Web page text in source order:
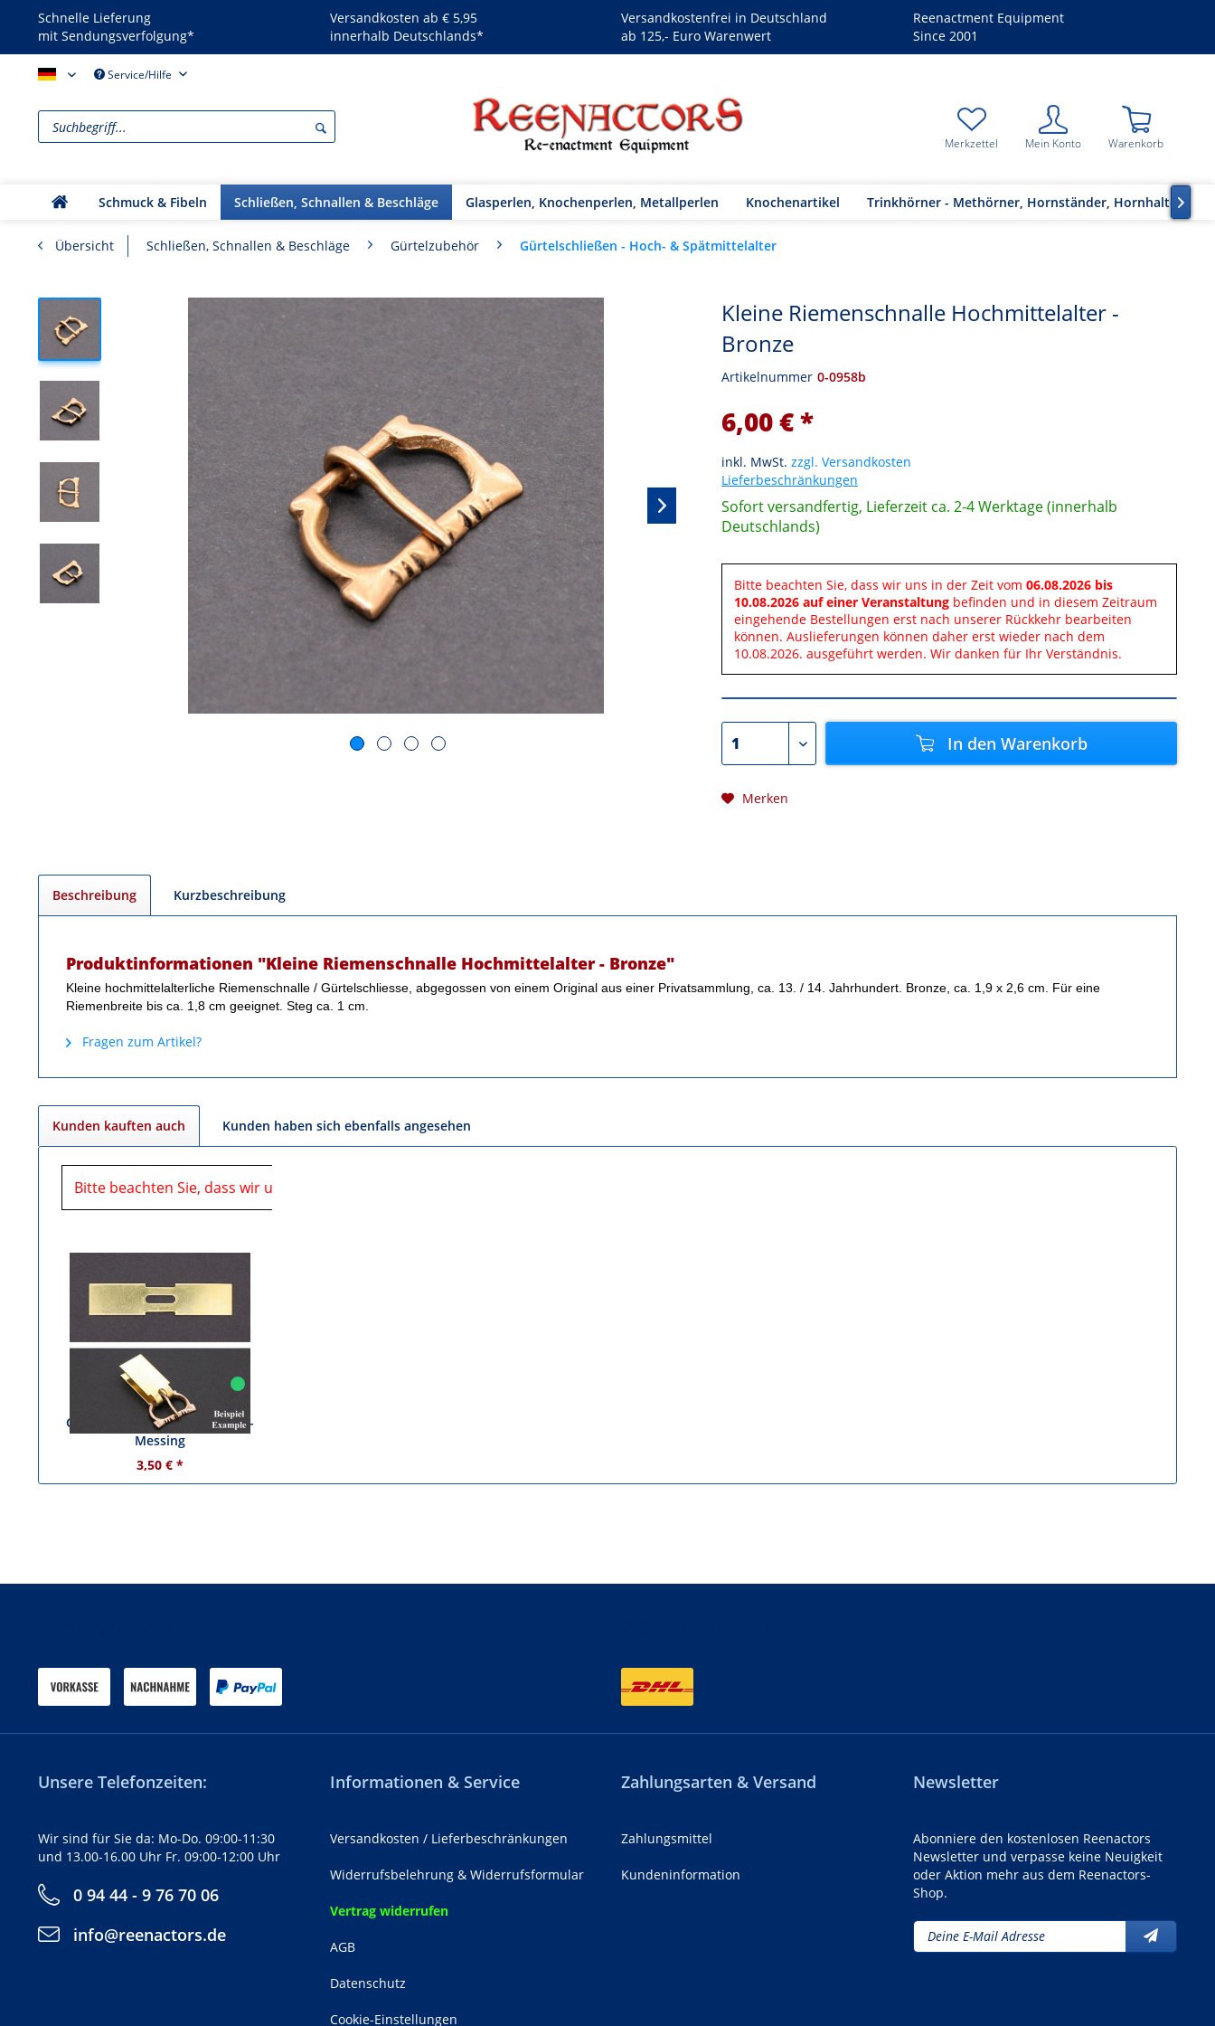
Schnelle Lieferung
mit Sendungsverfolgung*
Versandkosten ab € 5,95
innerhalb Deutschlands*
Versandkostenfrei in Deutschland
ab 125,- Euro Warenwert
Reenactment Equipment
Since 2001
Reenactors - DEService/Hilfe
Merkzettel Mein Konto Warenkorb
Schmuck & Fibeln Schließen, Schnallen & Beschläge Glasperlen, Knochenperlen, Metallperlen Knochenartikel Trinkhörner - Methörner, Hornständer, Hornhalter
Übersicht Schließen, Schnallen & Beschläge Gürtelzubehör Gürtelschließen - Hoch- & Spätmittelalter
Kleine Riemenschnalle Hochmittelalter -
Bronze
Artikelnummer 0-0958b
6,00 € *
inkl. MwSt. zzgl. Versandkosten
Lieferbeschränkungen
Sofort versandfertig, Lieferzeit ca. 2-4 Werktage (innerhalb
Deutschlands)
Bitte beachten Sie, dass wir uns in der Zeit vom 06.08.2026 bis
10.08.2026 auf einer Veranstaltung befinden und in diesem Zeitraum
eingehende Bestellungen erst nach unserer Rückkehr bearbeiten
können. Auslieferungen können daher erst wieder nach dem
10.08.2026. ausgeführt werden. Wir danken für Ihr Verständnis.
In den Warenkorb
Merken
Beschreibung Kurzbeschreibung
Produktinformationen "Kleine Riemenschnalle Hochmittelalter - Bronze"
Kleine hochmittelalterliche Riemenschnalle / Gürtelschliesse, abgegossen von einem Original aus einer Privatsammlung, ca. 13. / 14. Jahrhundert. Bronze, ca. 1,9 x 2,6 cm.
Für eine
Riemenbreite bis ca. 1,8 cm geeignet. Steg ca. 1 cm.
Fragen zum Artikel?
Kunden kauften auch Kunden haben sich ebenfalls angesehen
Bitte beachten Sie, dass wir uns in der Zeit vom
Gürtelblech - ca. 16 mm breit -
Messing
3,50 € *
Unsere Telefonzeiten:
Wir sind für Sie da: Mo-Do. 09:00-11:30
und 13.00-16.00 Uhr Fr. 09:00-12:00 Uhr
0 94 44 - 9 76 70 06
info@reenactors.de
Informationen & Service
Versandkosten / Lieferbeschränkungen
Widerrufsbelehrung & Widerrufsformular
Vertrag widerrufen
AGB
Datenschutz
Cookie-Einstellungen
Zahlungsarten & Versand
Zahlungsmittel
Kundeninformation
Newsletter
Abonniere den kostenlosen Reenactors
Newsletter und verpasse keine Neuigkeit
oder Aktion mehr aus dem Reenactors-
Shop.